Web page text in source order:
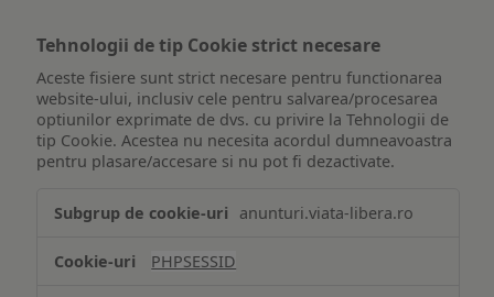
Tehnologii de tip Cookie strict necesare
Aceste fisiere sunt strict necesare pentru functionarea
website-ului, inclusiv cele pentru salvarea/procesarea
optiunilor exprimate de dvs. cu privire la Tehnologii de
tip Cookie. Acestea nu necesita acordul dumneavoastra
pentru plasare/accesare si nu pot fi dezactivate.
de
Cookie
anunturi.viata-libera.ro
PHPSESSID